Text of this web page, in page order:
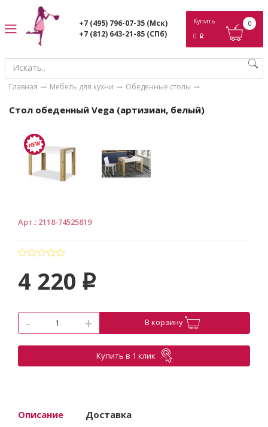
+7 (495) 796-07-35 (Мск)
+7 (812) 643-21-85 (СПб)
Купить
0 p
0
Главная Мебель для кухни Обеденные столы
Стол обеденный Vega (артизиан, белый)
Арт.: 2118-74525819
4 220 p
- + В корзину
Купить в 1 клик
Описание Доставка